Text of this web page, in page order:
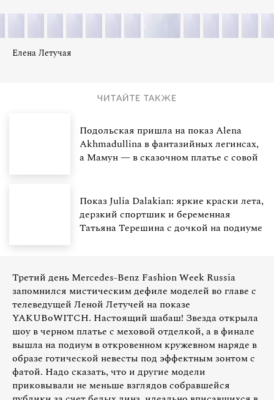
Елена Летучая
ЧИТАЙТЕ ТАКЖЕ
Подольская пришла на показ Alena
Akhmadullina в фантазийных легинсах,
а Мамун — в сказочном платье с совой
Показ Julia Dalakian: яркие краски лета,
дерзкий спортшик и беременная
Татьяна Терешина с дочкой на подиуме
Третий день Mercedes-Benz Fashion Week Russia
запомнился мистическим дефиле моделей во главе с
телеведущей Леной Летучей на показе
YAKUBoWITCH. Настоящий шабаш! Звезда открыла
шоу в черном платье с меховой отделкой, а в финале
вышла на подиум в откровенном кружевном наряде в
образе готической невесты под эффектным зонтом с
фатой. Надо сказать, что и другие модели
приковывали не меньше взглядов собравшейся